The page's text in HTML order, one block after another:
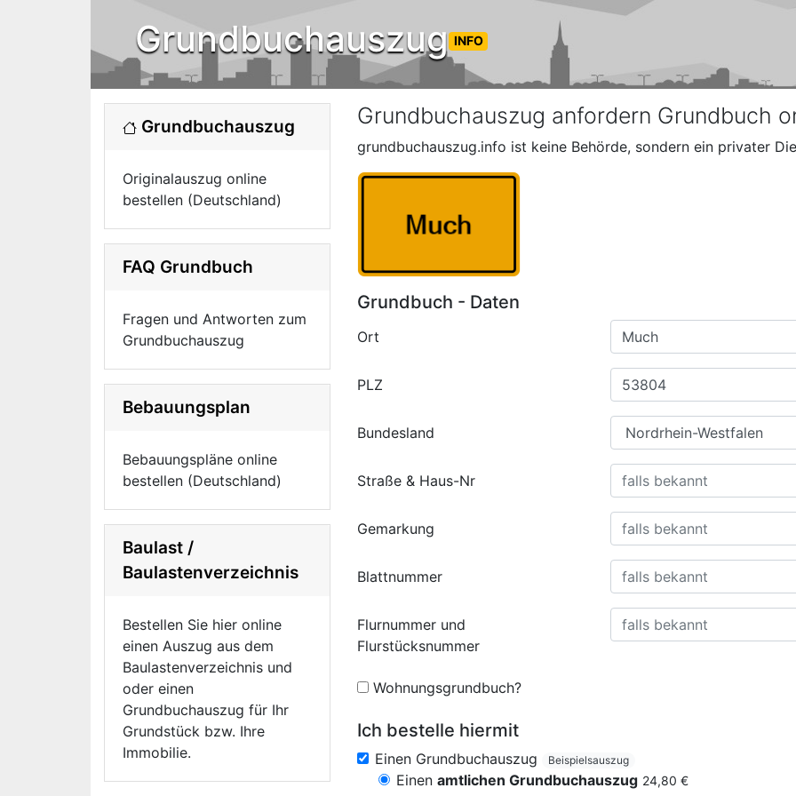
Grundbuchauszug INFO
Grundbuchauszug
Originalauszug online
bestellen (Deutschland)
FAQ Grundbuch
Fragen und Antworten zum
Grundbuchauszug
Bebauungsplan
Bebauungspläne online
bestellen (Deutschland)
Baulast /
Baulastenverzeichnis
Bestellen Sie hier online
einen Auszug aus dem
Baulastenverzeichnis und
oder einen
Grundbuchauszug für Ihr
Grundstück bzw. Ihre
Immobilie.
Grundbuchauszug anfordern Grundbuch
grundbuchauszug.info ist keine Behörde, sondern ein privater
Grundbuch - Daten
Ort
PLZ
Bundesland
Straße & Haus-Nr
Gemarkung
Blattnummer
Flurnummer und
Flurstücksnummer
Wohnungsgrundbuch?
Ich bestelle hiermit
Einen Grundbuchauszug Beispielsauszug
Einen amtlichen Grundbuchauszug 24,80 €